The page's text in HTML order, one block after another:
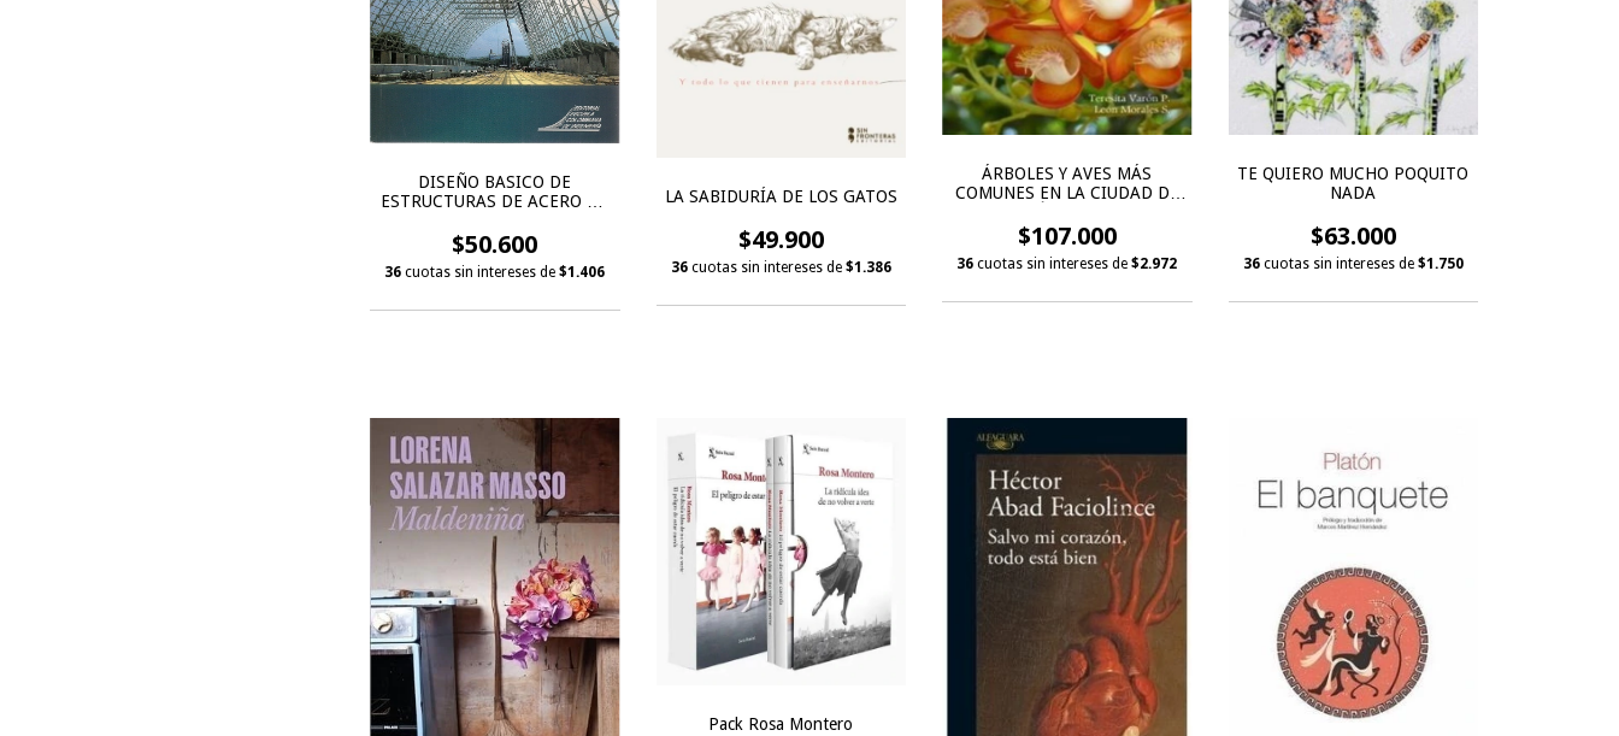
DISEÑO BASICO DE
ESTRUCTURAS DE ACERO DE
$50.600
36 cuotas sin intereses de$1.406
LA SABIDURÍA DE LOS GATOS
$49.900
36 cuotas sin intereses de $1.386
ÁRBOLES Y AVES MÁS
COMUNES EN LA CIUDAD DE
$107.000
36 cuotas sin intereses de$2.972
TE QUIERO MUCHO POQUITO
NADA
$63.000
36 cuotas sin intereses de $1.750
Pack Rosa Montero